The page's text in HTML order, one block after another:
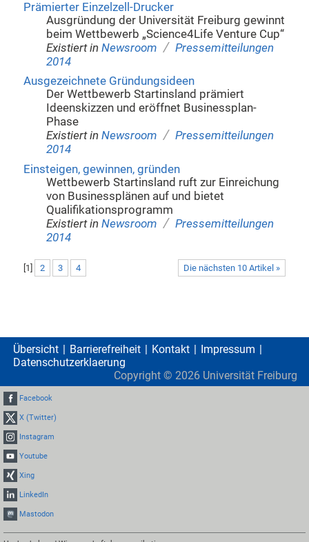
Prämierter Einzelzell-Drucker
Ausgründung der Universität Freiburg gewinnt
beim Wettbewerb „Science4Life Venture Cup“
Existiert in Newsroom / Pressemitteilungen
2014
Ausgezeichnete Gründungsideen
Der Wettbewerb Startinsland prämiert
Ideenskizzen und eröffnet Businessplan-
Phase
Existiert in Newsroom / Pressemitteilungen
2014
Einsteigen, gewinnen, gründen
Wettbewerb Startinsland ruft zur Einreichung
von Businessplänen auf und bietet
Qualifikationsprogramm
Existiert in Newsroom / Pressemitteilungen
2014
Die nächsten 10 Artikel »
1 2 3 4
Übersicht Barrierefreiheit Kontakt
Impressum
Datenschutzerklaerung
Copyright © 2026 Universität Freiburg
Facebook
X (Twitter)
Instagram
Youtube
Xing
LinkedIn
Mastodon